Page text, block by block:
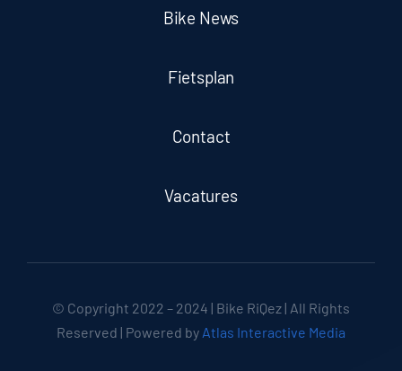
Bike News
Fietsplan
Contact
Vacatures
© Copyright 2022 – 2024 | Bike RiQez | All Rights
Reserved | Powered by Atlas Interactive Media